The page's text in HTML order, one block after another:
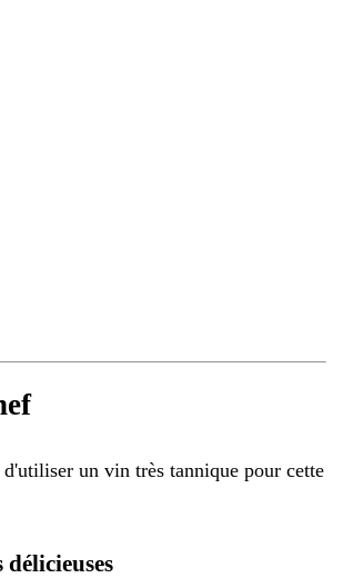
un vin très tannique pour cette
délicieuses